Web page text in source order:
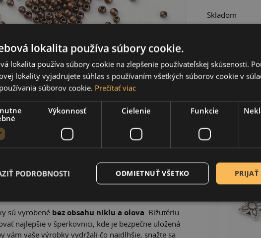
Skladom
0,40 €
pomáhajú pri tvorbe náušníc, náhrdelníkov
že predelia alebo prepoja rôzne časti , často sa
alebo pletení shamballa náramkov.
sú vyrobené bez obsahu niklu a olova. Bižutériu
najlepšie v šperkovnici, kde je bezpečne uložená
vám vaše výrobky vydržali čo najdlhšie, snažte sa
lokalita používa súbory cookie.
lokalita používa súbory cookie na zlepšenie používateľskej skúsenosti.
lokality vyjadrujete súhlas s používaním všetkých súborov cookie v
súborov cookie. Prečítať viac
Výkonnosť Cielenie Funkcie
PRIJAŤ
ODMIETNUŤ VŠETKO
PODROBNOSTI